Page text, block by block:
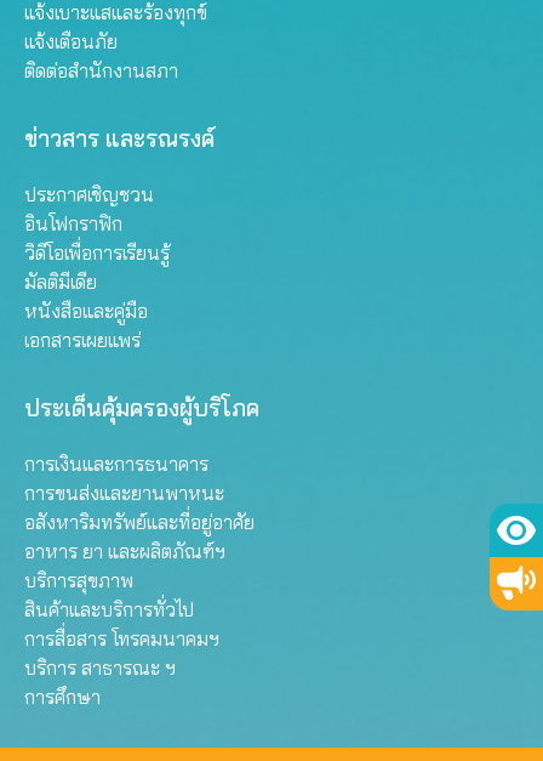
แจ้งเบาะแสและร้องทุกข์
แจ้งเตือนภัย
ติดต่อสำนักงานสภา
ข่าวสาร และรณรงค์
ประกาศเชิญชวน
อินโฟกราฟิก
วิดีโอเพื่อการเรียนรู้
มัลติมีเดีย
หนังสือและคู่มือ
เอกสารเผยแพร่
ประเด็นคุ้มครองผู้บริโภค
การเงินและการธนาคาร
การขนส่งและยานพาหนะ
อสังหาริมทรัพย์และที่อยู่อาศัย
อาหาร ยา และผลิตภัณฑ์ฯ
บริการสุขภาพ
สินค้าและบริการทั่วไป
การสื่อสาร โทรคมนาคมฯ
บริการ สาธารณะ ฯ
การศึกษา